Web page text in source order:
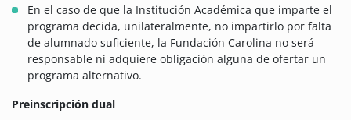
En el caso de que la Institución Académica que imparte el
programa decida, unilateralmente, no impartirlo por falta
de alumnado suficiente, la Fundación Carolina no será
responsable ni adquiere obligación alguna de ofertar un
programa alternativo.
Preinscripción dual